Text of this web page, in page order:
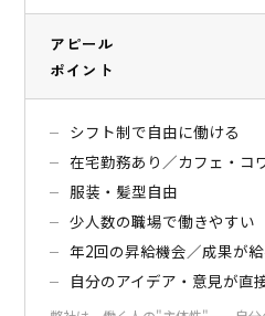
アピール
ポイント
シフト制で自由に働ける
在宅勤務あり／カフェ・コ
服装・髪型自由
少人数の職場で働きやすい
年2回の昇給機会／成果が
自分のアイデア・意見が直